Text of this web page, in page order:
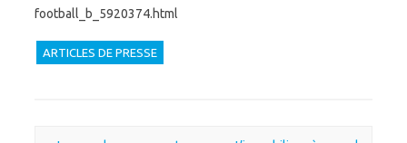
football_b_5920374.html
ARTICLES DE PRESSE